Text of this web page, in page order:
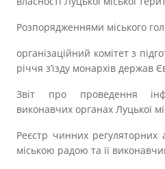
Розпорядженнями міського
організаційний комітет з
річчя з’їзду монархів держав
Звіт про проведення
виконавчих органах Луцької
Реєстр чинних регуляторних
міською радою та її